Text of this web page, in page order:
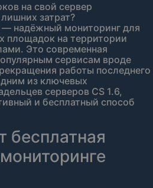
на свой сервер
затрат?
надёжный мониторинг для
площадок на территории
Это современная
сервисам вроде
работы последнего
из ключевых
серверов CS 1.6,
и бесплатный способ
бесплатная